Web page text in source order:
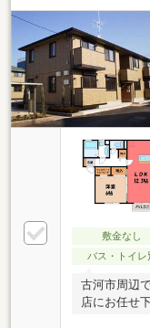
敷金なし
バス・トイレ
古河市周辺
店にお任せ